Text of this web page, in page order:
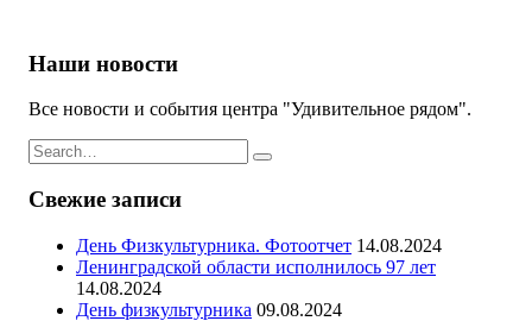
Наши новости
Все новости и события центра "Удивительное рядом".
Свежие записи
День Физкультурника. Фотоотчет 14.08.2024
Ленинградской области исполнилось 97 лет
14.08.2024
День физкультурника 09.08.2024